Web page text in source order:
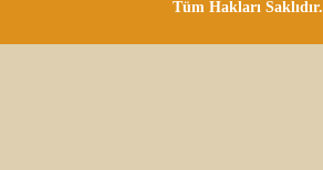
Tüm Hakları Saklıdır.